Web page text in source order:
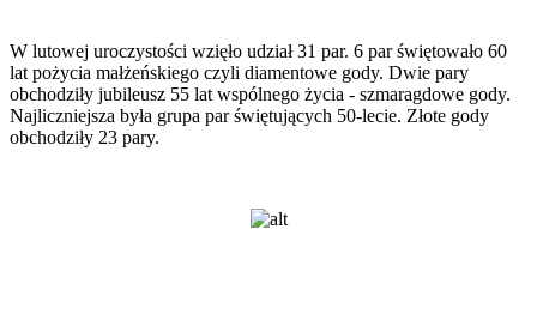
W lutowej uroczystości wzięło udział 31 par. 6 par świętowało 60
lat pożycia małżeńskiego czyli diamentowe gody. Dwie pary
obchodziły jubileusz 55 lat wspólnego życia - szmaragdowe gody.
Najliczniejsza była grupa par świętujących 50-lecie. Złote gody
obchodziły 23 pary.